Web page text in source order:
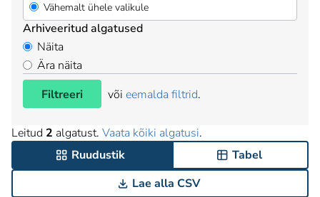
Vähemalt ühele valikule
Arhiveeritud algatused
Näita
Ära näita
Filtreeri
või eemalda filtrid.
Leitud 2 algatust. Vaata kõiki algatusi.
Ruudustik
Tabel
Lae alla CSV